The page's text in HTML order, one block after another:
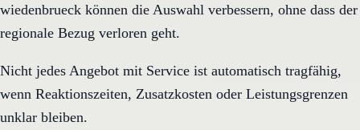
wiedenbrueck können die Auswahl verbessern, ohne dass der
regionale Bezug verloren geht.
Nicht jedes Angebot mit Service ist automatisch tragfähig,
wenn Reaktionszeiten, Zusatzkosten oder Leistungsgrenzen
unklar bleiben.